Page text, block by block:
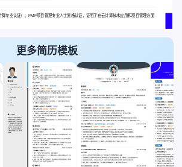
算专业认证）、PMP项目管理专业人士资格认证，证明了在云计算技术应用和项目管理方面
更多简历模板